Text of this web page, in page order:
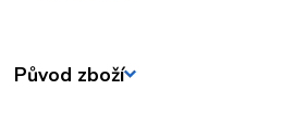
Původ zboží